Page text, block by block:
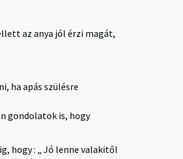
az anya jól érzi magát,
ha apás szülésre
gondolatok is, hogy
hogy : „ Jó lenne valakitől